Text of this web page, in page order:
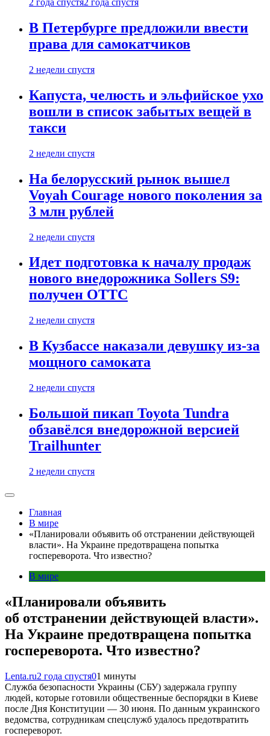
2 года спустя2 года спустя
В Петербурге предложили ввести
права для самокатчиков
2 недели спустя
Капуста, челюсть и эльфийское ухо
вошли в список забытых вещей в
такси
2 недели спустя
На белорусский рынок вышел
Voyah Courage нового поколения за
3 млн рублей
2 недели спустя
Идет подготовка к началу продаж
нового внедорожника Sollers S9:
получен ОТТС
2 недели спустя
В Кузбассе наказали девушку из-за
мощного самоката
2 недели спустя
Большой пикап Toyota Tundra
обзавёлся внедорожной версией
Trailhunter
2 недели спустя
Главная
В мире
«Планировали объявить об отстранении действующей
власти». На Украине предотвращена попытка
госпереворота. Что известно?
В мире
«Планировали объявить
об отстранении действующей власти».
На Украине предотвращена попытка
госпереворота. Что известно?
Lenta.ru2 года спустя01 минуты
Служба безопасности Украины (СБУ) задержала группу
людей, которые готовили общественные беспорядки в Киеве
после Дня Конституции — 30 июня. По данным украинского
ведомства, сотрудникам спецслужб удалось предотвратить
госпереворот.